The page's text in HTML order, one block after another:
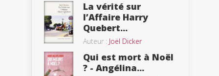
La vérité sur
l’Affaire Harry
Quebert...
Auteur : Joël Dicker
Qui est mort à Noël
? - Angélina...